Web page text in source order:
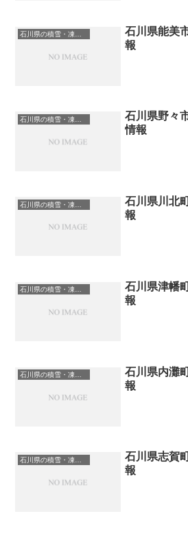
石川県能美
報
石川県野々
情報
石川県川北
報
石川県の積雪・凍結情報
石川県津幡
報
石川県内灘
報
石川県志賀
報